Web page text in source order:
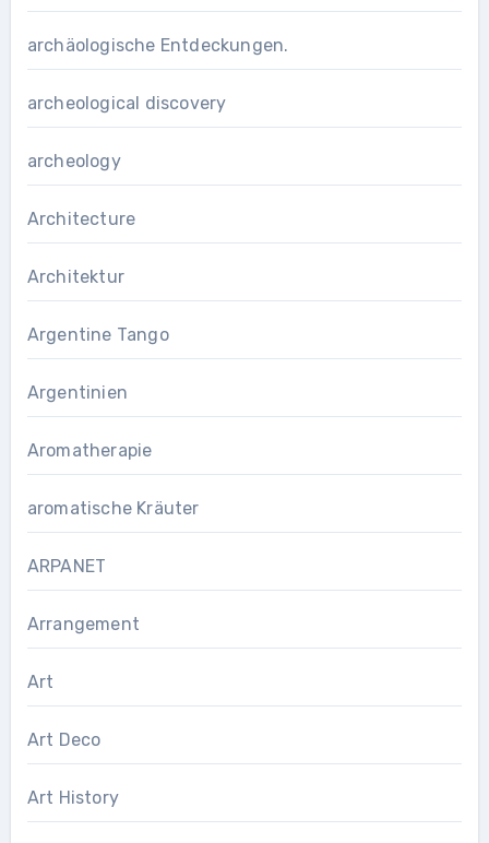
archäologische Entdeckungen.
archeological discovery
archeology
Architecture
Architektur
Argentine Tango
Argentinien
Aromatherapie
aromatische Kräuter
ARPANET
Arrangement
Art
Art Deco
Art History